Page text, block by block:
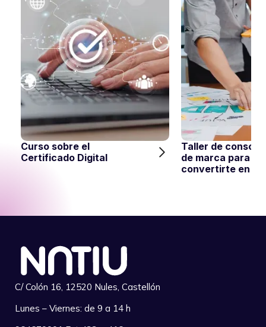
Curso sobre el
Certificado Digital
Taller de
de marca para
convertirte en
C/ Colón 16, 12520 Nules, Castellón
Lunes – Viernes: de 9 a 14 h